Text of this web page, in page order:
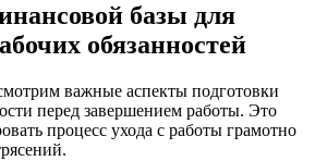
базы для
обязанностей
важные аспекты подготовки
перед завершением работы. Это
процесс ухода с работы грамотно